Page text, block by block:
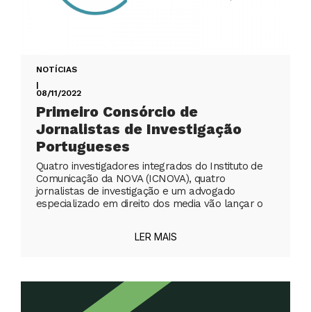
NOTÍCIAS
|
08/11/2022
Primeiro Consórcio de
Jornalistas de Investigação
Portugueses
Quatro investigadores integrados do Instituto de
Comunicação da NOVA (ICNOVA), quatro
jornalistas de investigação e um advogado
especializado em direito dos media vão lançar o
LER MAIS